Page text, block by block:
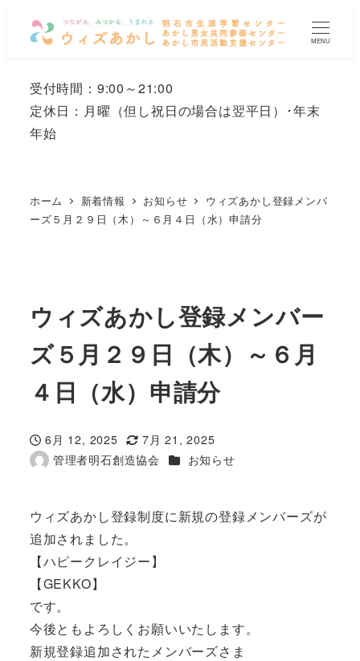
MENU
受付時間：9:00～21:00
定休日：月曜 （但し祝日の場合は翌平日）
･年末
年始
ホーム 新着情報 お知らせ
ウィズあかし登録メンバ
ーズ５月２９日（木）～６月４日（水）申請分
ウィズあかし登録メンバー
ズ５月２９日（木）～６月
４日（水）申請分
投稿日
6月 12, 2025
更新日
7月 21, 2025
著
管理者明石創造協会 カテゴリー
お知らせ
ウィズあかし登録制度に新規の登録メンバーズが
追加されました。
【ハピークレイジー】
【GEKKO】
です。
今後ともよろしくお願いいたします。
新規登録追加されたメンバーズさま